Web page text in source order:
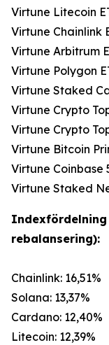
Virtune Litecoin
Virtune Chainlink
Virtune Arbitrum
Virtune Polygon
Virtune Staked
Virtune Crypto
Virtune Crypto
Virtune Bitcoin
Virtune Coinbase
Virtune Staked
rebalansering):
Chainlink: 16,51%
Solana: 13,37%
Cardano: 12,40%
Litecoin: 12,39%